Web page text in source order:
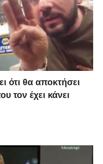
ότι θα αποκτήσει
τον έχει κάνει